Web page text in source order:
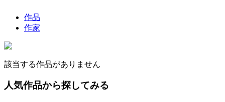
作品
作家
該当する作品がありません
人気作品から探してみる